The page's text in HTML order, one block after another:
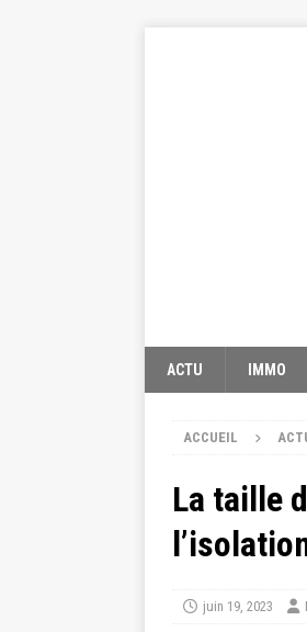
ACTU IMMO
ACCUEIL
La taille
juin 19, 2023